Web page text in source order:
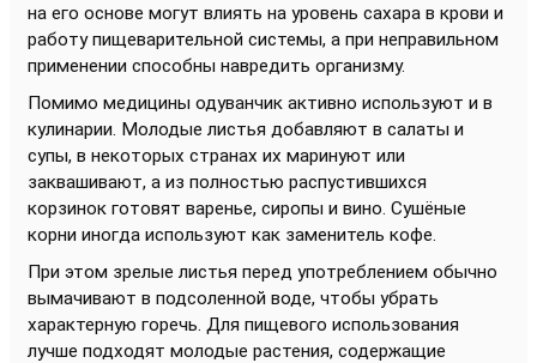
на его основе могут влиять на уровень сахара в крови и
работу пищеварительной системы, а при неправильном
применении способны навредить организму.
Помимо медицины одуванчик активно используют и в
кулинарии. Молодые листья добавляют в салаты и
супы, в некоторых странах их маринуют или
заквашивают, а из полностью распустившихся
корзинок готовят варенье, сиропы и вино. Сушёные
корни иногда используют как заменитель кофе.
При этом зрелые листья перед употреблением обычно
вымачивают в подсоленной воде, чтобы убрать
характерную горечь. Для пищевого использования
лучше подходят молодые растения, содержащие